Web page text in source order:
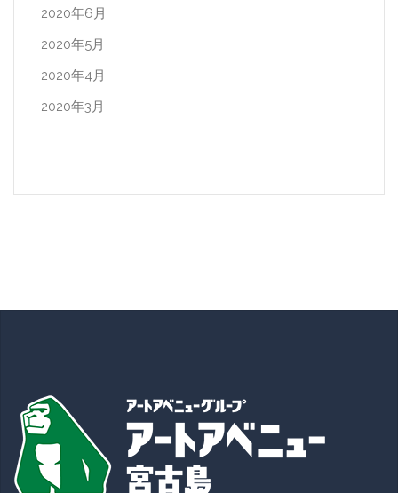
2020年6月
2020年5月
2020年4月
2020年3月